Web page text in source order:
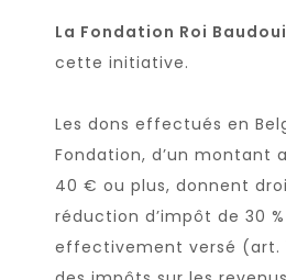
La Fondation Roi
cette initiative.
Les dons effectués en
Fondation, d’un montant
40 € ou plus, donnent
réduction d’impôt de 30
effectivement versé (art.